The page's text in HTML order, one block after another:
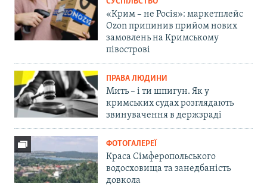
«Крим – не Росія»: маркетплейс
Ozon припинив прийом нових
замовлень на Кримському
півострові
ПРАВА ЛЮДИНИ
Мить – і ти шпигун. Як у
кримських судах розглядають
звинувачення в держзраді
ФОТОГАЛЕРЕЇ
Краса Сімферопольського
водосховища та занедбаність
довкола